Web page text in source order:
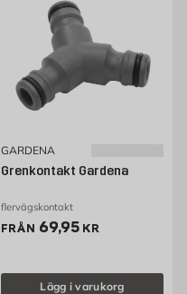
GARDENA
Grenkontakt Gardena
flervägskontakt
FRÅN Pris 69.95 kr
69,95 KR
Lägg i varukorg